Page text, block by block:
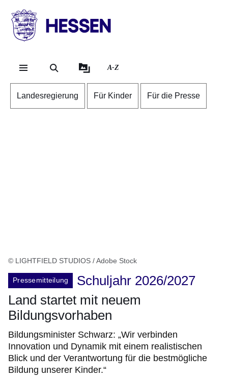
HESSEN
Landesregierung
A-Z
Landesregierung Für Kinder Für die Presse
© LIGHTFIELD STUDIOS / Adobe Stock
Pressemitteilung
Schuljahr 2026/2027
Land startet mit neuem
Bildungsvorhaben
Bildungsminister Schwarz: „Wir verbinden
Innovation und Dynamik mit einem realistischen
Blick und der Verantwortung für die bestmögliche
Bildung unserer Kinder.“